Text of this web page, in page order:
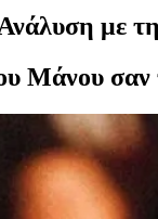
με
Μάνου